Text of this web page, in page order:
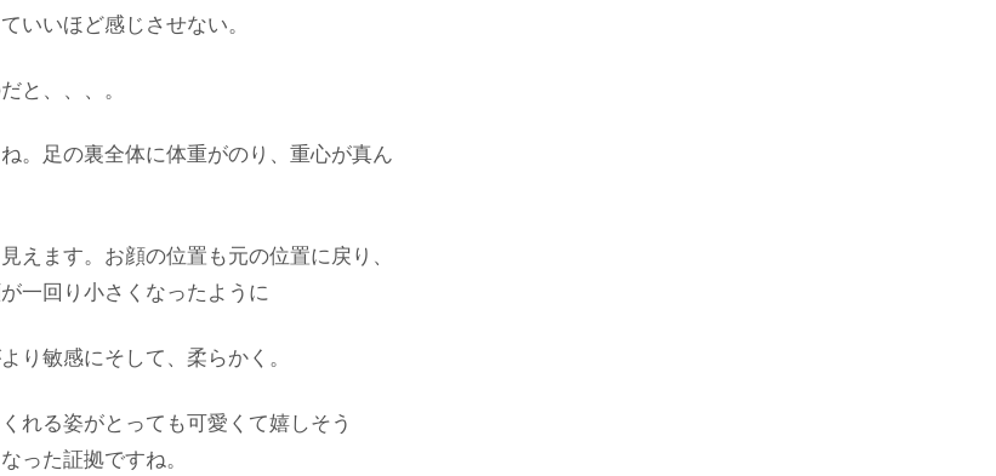
いいほど感じさせない。
と、、、。
。足の裏全体に体重がのり、重心が真ん
えます。お顔の位置も元の位置に戻り、
一回り小さくなったように
り敏感にそして、柔らかく。
れる姿がとっても可愛くて嬉しそう
った証拠ですね。